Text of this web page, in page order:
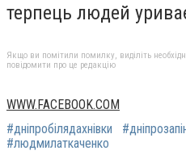
терпець людей
Якщо ви помітили помилку, виділіть
повідомити про це редакцію
WWW.FACEBOOK.COM
#дніпробілядахнівки
#людмилаткаченко